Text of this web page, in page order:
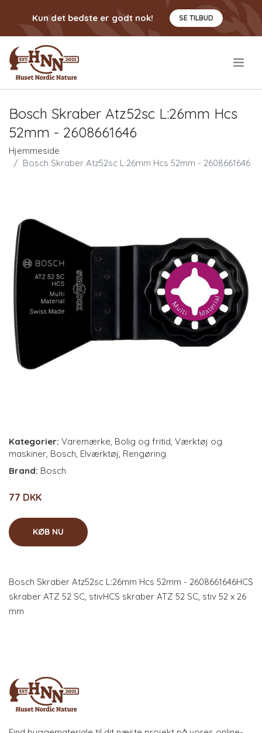
Kun det bedste er godt nok! SE TILBUD
Bosch Skraber Atz52sc L:26mm Hcs
52mm - 2608661646
Hjemmeside
Bosch Skraber Atz52sc L:26mm Hcs 52mm - 2608661646
Kategorier: Varemærke, Bolig og fritid, Værktøj og
maskiner, Bosch, Elværktøj, Rengøring
Brand: Bosch
77 DKK
KØB NU
Bosch Skraber Atz52sc L:26mm Hcs 52mm - 2608661646HCS
skraber ATZ 52 SC, stivHCS skraber ATZ 52 SC, stiv 52 x 26
mm